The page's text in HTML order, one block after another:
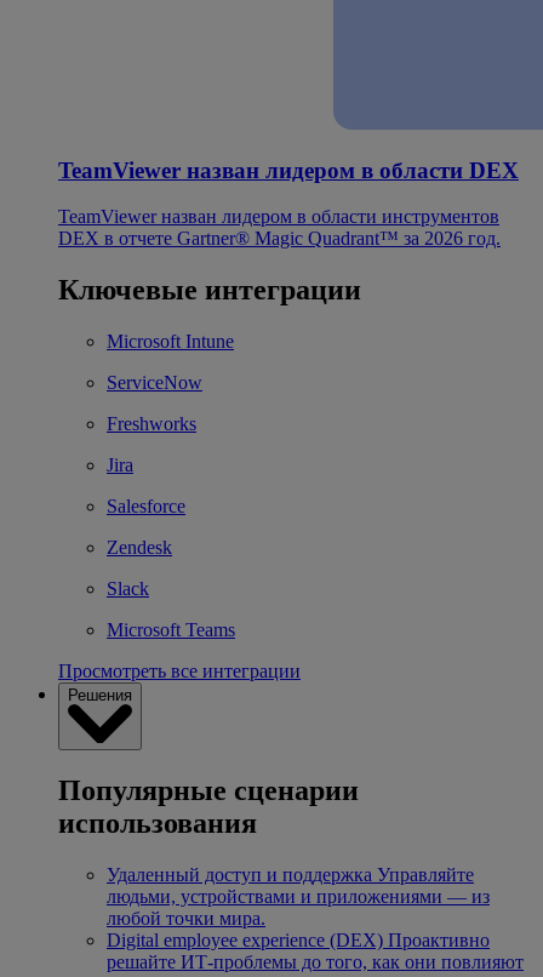
TeamViewer назван лидером в области DEX
TeamViewer назван лидером в области инструментов
DEX в отчете Gartner® Magic Quadrant™ за 2026 год.
Ключевые интеграции
Microsoft Intune
ServiceNow
Freshworks
Jira
Salesforce
Zendesk
Slack
Microsoft Teams
Просмотреть все интеграции
Решения
Популярные сценарии
использования
Удаленный доступ и поддержка Управляйте
людьми, устройствами и приложениями — из
любой точки мира.
Digital employee experience (DEX) Проактивно
решайте ИТ-проблемы до того, как они повлияют